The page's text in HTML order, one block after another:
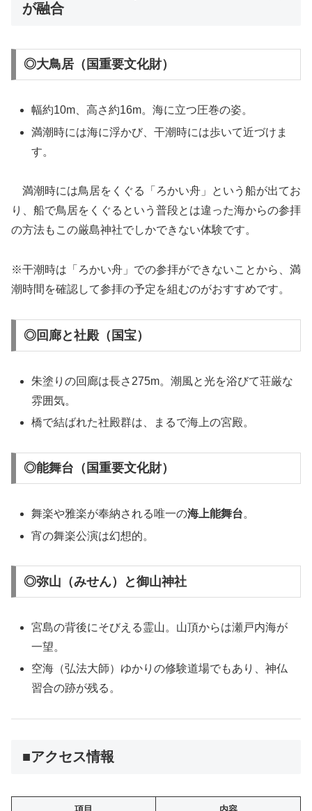
が融合
◎大鳥居（国重要文化財）
幅約10m、高さ約16m。海に立つ圧巻の姿。
満潮時には海に浮かび、干潮時には歩いて近づけま
す。
満潮時には鳥居をくぐる「ろかい舟」という船が出てお
り、船で鳥居をくぐるという普段とは違った海からの参拝
の方法もこの厳島神社でしかできない体験です。
※干潮時は「ろかい舟」での参拝ができないことから、満
潮時間を確認して参拝の予定を組むのがおすすめです。
◎回廊と社殿（国宝）
朱塗りの回廊は長さ275m。潮風と光を浴びて荘厳な
雰囲気。
橋で結ばれた社殿群は、まるで海上の宮殿。
◎能舞台（国重要文化財）
舞楽や雅楽が奉納される唯一の海上能舞台。
宵の舞楽公演は幻想的。
◎弥山（みせん）と御山神社
宮島の背後にそびえる霊山。山頂からは瀬戸内海が
一望。
空海（弘法大師）ゆかりの修験道場でもあり、神仏
習合の跡が残る。
■アクセス情報